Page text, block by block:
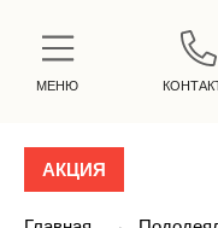
МЕНЮ
АКЦИЯ